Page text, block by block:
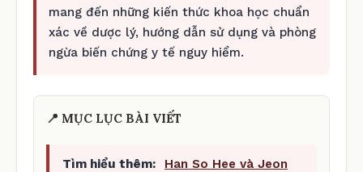
mang đến những kiến thức khoa học chuẩn
xác về dược lý, hướng dẫn sử dụng và phòng
ngừa biến chứng y tế nguy hiểm.
📍 MỤC LỤC BÀI VIẾT
Tìm hiểu thêm:
Han So Hee và Jeon